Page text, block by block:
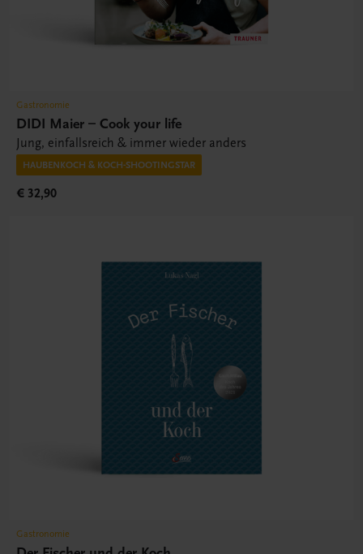
Gastronomie
DIDI Maier – Cook your life
Jung, einfallsreich & immer wieder anders
HAUBENKOCH & KOCH-SHOOTINGSTAR
€ 32,90
Gastronomie